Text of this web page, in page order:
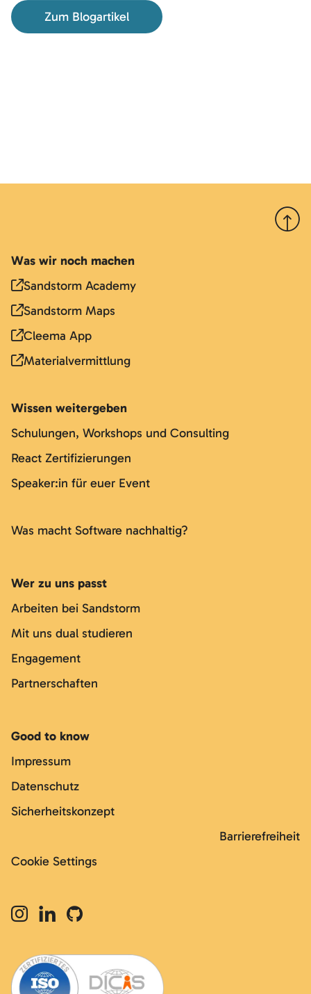
Zum Blogartikel
Nach
Was wir noch machen
Sandstorm Academy
Sandstorm Maps
Cleema App
Materialvermittlung
Wissen weitergeben
Schulungen, Workshops und Consulting
React Zertifizierungen
Speaker:in für euer Event
Was macht Software nachhaltig?
Wer zu uns passt
Arbeiten bei Sandstorm
Mit uns dual studieren
Engagement
Partnerschaften
Good to know
Impressum
Datenschutz
Sicherheitskonzept
Barrierefreiheit
Cookie Settings